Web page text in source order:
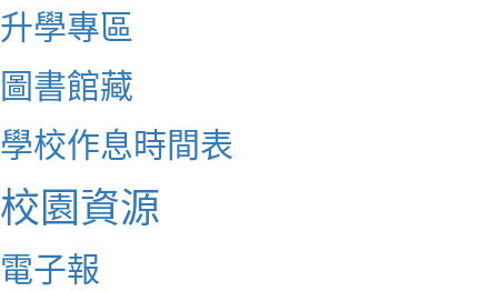
升學專區
圖書館藏
學校作息時間表
校園資源
電子報